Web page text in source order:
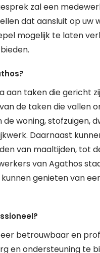
zal een
dat aansluit op uw
mogelijk te laten
aan taken die gericht
de taken die vallen
woning, stofzuigen,
Daarnaast
van maaltijden, tot
van Agathos
genieten van
betrouwbaar en
en ondersteuning te